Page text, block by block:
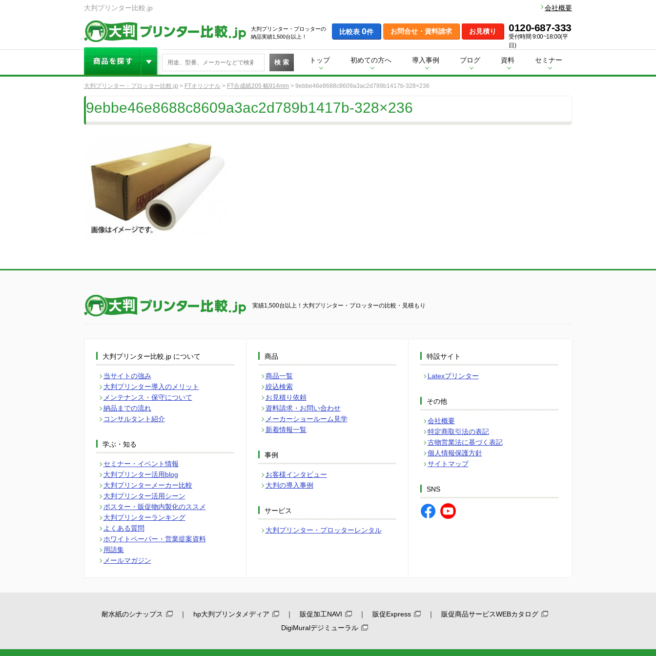
大判プリンター比較.jp 会社概要
大判プリンター・プロッターの
納品実績1,500台以上！
比較表 0件 お問合せ・資料請求 お見積り 0120-687-333
受付時間 9:00~18:00(平
日)
検 索 トップ 初めての方へ 導入事例 ブログ 資料 セミナー
大判プリンター・プロッター比較.jp > FTオリジナル > FT合成紙205 幅914mm > 9ebbe46e8688c8609a3ac2d789b1417b-328×236
9ebbe46e8688c8609a3ac2d789b1417b-328×236
実績1,500台以上！大判プリンター・プロッターの比較・見積もり
大判プリンター比較.jp について
当サイトの強み
大判プリンター導入のメリット
メンテナンス・保守について
納品までの流れ
コンサルタント紹介
学ぶ・知る
セミナー・イベント情報
大判プリンター活用blog
大判プリンターメーカー比較
大判プリンター活用シーン
ポスター・販促物内製化のススメ
大判プリンターランキング
よくある質問
ホワイトペーパー・営業提案資料
用語集
メールマガジン
商品
商品一覧
絞込検索
お見積り依頼
資料請求・お問い合わせ
メーカーショールーム見学
新着情報一覧
事例
お客様インタビュー
大判の導入事例
サービス
大判プリンター・プロッターレンタル
特設サイト
Latexプリンター
その他
会社概要
特定商取引法の表記
古物営業法に基づく表記
個人情報保護方針
サイトマップ
SNS
耐水紙のシナップス hp大判プリンタメディア 販促加工NAVI 販促Express
販促商品サービスWEBカタログ
DigiMuralデジミューラル